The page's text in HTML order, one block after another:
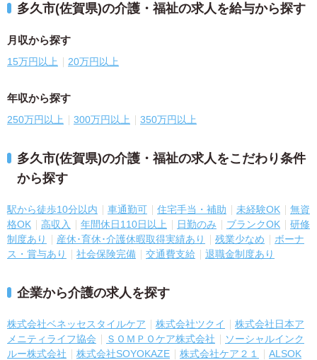
多久市(佐賀県)の介護・福祉の求人を給与から探す
月収から探す
15万円以上 20万円以上
年収から探す
250万円以上 300万円以上 350万円以上
多久市(佐賀県)の介護・福祉の求人をこだわり条件
から探す
駅から徒歩10分以内 車通勤可 住宅手当・補助 未経験OK
無資
格OK
高収入 年間休日110日以上 日勤のみ ブランクOK
研修
制度あり
産休･育休･介護休暇取得実績あり 残業少なめ
ボーナ
ス・賞与あり
社会保険完備 交通費支給 退職金制度あり
企業から介護の求人を探す
株式会社ベネッセスタイルケア 株式会社ツクイ
株式会社日本ア
メニティライフ協会
ＳＯＭＰＯケア株式会社
ソーシャルインク
ルー株式会社
株式会社SOYOKAZE 株式会社ケア２１
ALSOK